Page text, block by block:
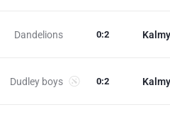
Dandelions 0:2
Dudley boys 0:2